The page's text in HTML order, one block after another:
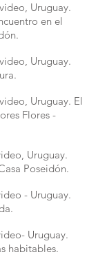
Uruguay.
en el
Uruguay.
Uruguay. El
Flores -
Uruguay.
Poseidón.
- Uruguay.
Uruguay.
habitables.